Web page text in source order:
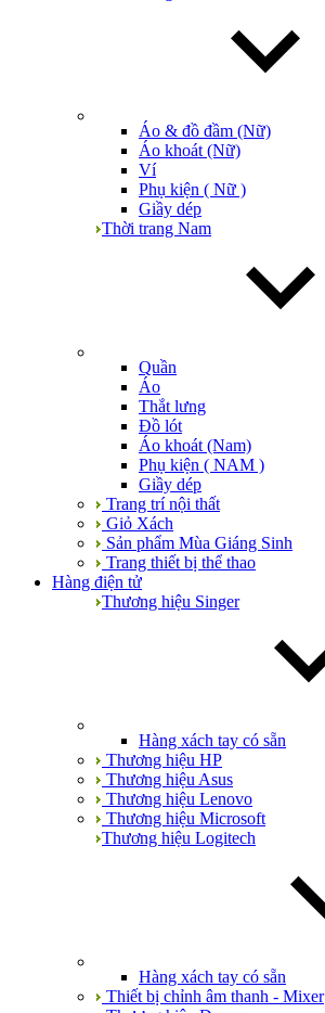
Áo & đồ đầm (Nữ)
Áo khoát (Nữ)
Ví
Phụ kiện ( Nữ )
Giầy dép
Thời trang Nam
Quần
Áo
Thắt lưng
Đồ lót
Áo khoát (Nam)
Phụ kiện ( NAM )
Giầy dép
Trang trí nội thất
Giỏ Xách
Sản phẩm Mùa Giáng Sinh
Trang thiết bị thể thao
Hàng điện tử
Thương hiệu Singer
Hàng xách tay có sẵn
Thương hiệu HP
Thương hiệu Asus
Thương hiệu Lenovo
Thương hiệu Microsoft
Thương hiệu Logitech
Hàng xách tay có sẵn
Thiết bị chỉnh âm thanh - Mixer